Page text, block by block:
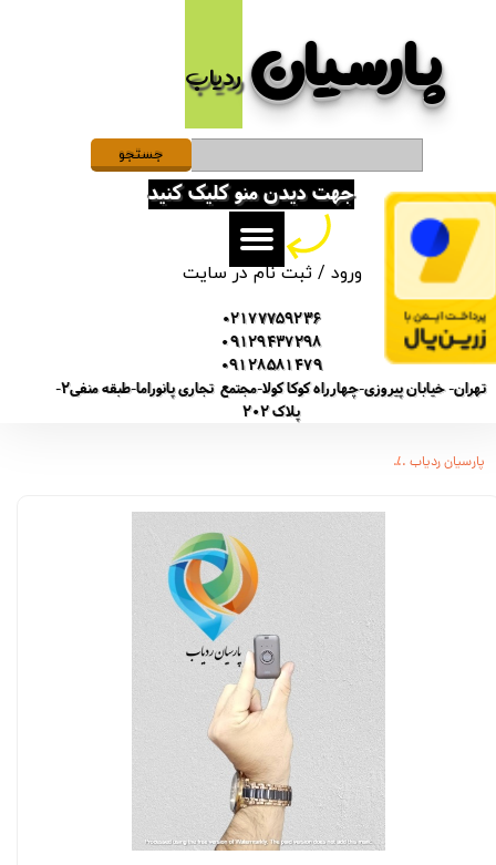
پارسیان​​​​​​​ردیاب
ورود /ثبت نام در سایت
حساب کاربری من
تغییر گذر واژه
سفارشات
خروج از حساب کاربری
02177759236
09129437298
09128581479
تهران- خیابان پیروزی-چهارراه کوکا کولا-مجتمع تجاری پانوراما-طبقه منفی2-
پلاک 202
جهت دیدن منو کلیک کنید
جستجو
پارسیان ردیاب